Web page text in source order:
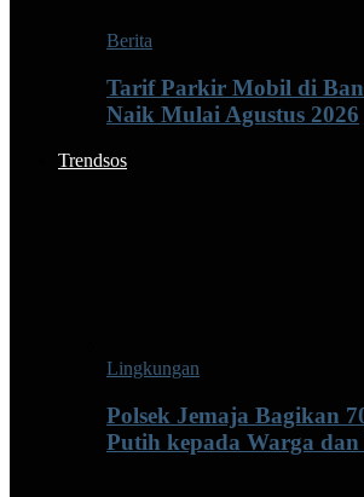
Berita
Tarif Parkir Mobil di
Naik Mulai Agustus 2026
Trendsos
Lingkungan
Polsek Jemaja Bagikan
Putih kepada Warga dan